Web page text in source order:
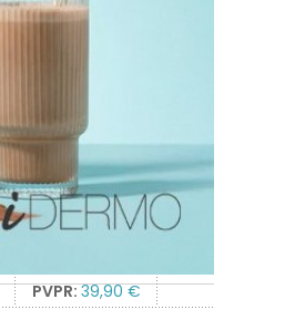
PVPR:39,90 €